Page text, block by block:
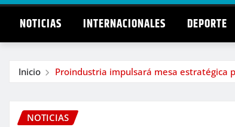
NOTICIAS INTERNACIONALES DEPORTE
Inicio Proindustria impulsará mesa estratégica
NOTICIAS